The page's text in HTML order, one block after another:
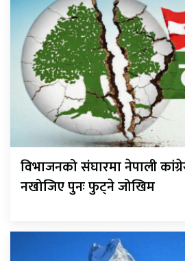
विभाजनको संघारमा नेपाली
नखोजिए पुनः फुट्ने जोखिम